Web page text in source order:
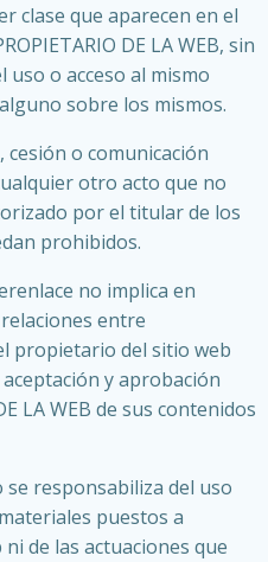
clase que aparecen en el
DE LA WEB, sin
uso o acceso al mismo
sobre los mismos.
o comunicación
otro acto que no
por el titular de los
prohibidos.
no implica en
entre
propietario del sitio web
y aprobación
LA WEB de sus contenidos
se responsabiliza del uso
puestos a
de las actuaciones que